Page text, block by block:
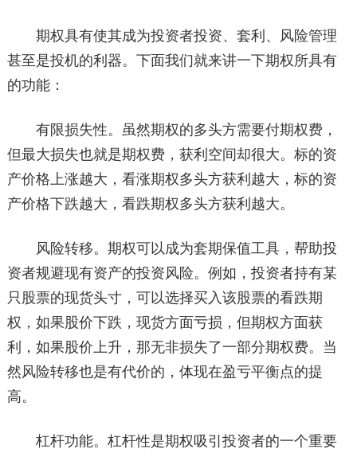
期权具有使其成为投资者投资、套利、风险管理
甚至是投机的利器。下面我们就来讲一下期权所具有
的功能：
有限损失性。虽然期权的多头方需要付期权费，
但最大损失也就是期权费，获利空间却很大。标的资
产价格上涨越大，看涨期权多头方获利越大，标的资
产价格下跌越大，看跌期权多头方获利越大。
风险转移。期权可以成为套期保值工具，帮助投
资者规避现有资产的投资风险。例如，投资者持有某
只股票的现货头寸，可以选择买入该股票的看跌期
权，如果股价下跌，现货方面亏损，但期权方面获
利，如果股价上升，那无非损失了一部分期权费。当
然风险转移也是有代价的，体现在盈亏平衡点的提
高。
杠杆功能。杠杆性是期权吸引投资者的一个重要